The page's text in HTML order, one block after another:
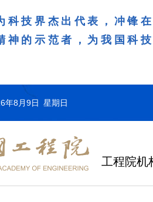
科技界杰出代表，冲锋
神的示范者，为我国科
年8月9日 星期日
工程院机